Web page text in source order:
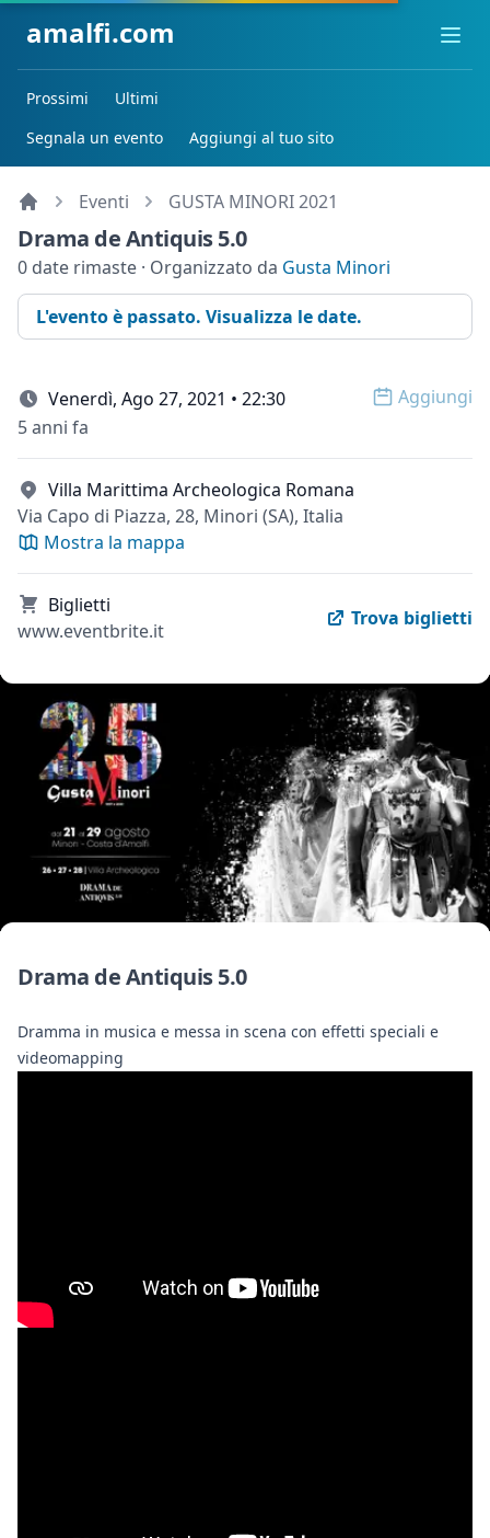
amalfi.com
Prossimi
Ultimi
Segnala un evento
Aggiungi al tuo sito
Eventi GUSTA MINORI 2021
Drama de Antiquis 5.0
0 date rimaste · Organizzato da Gusta Minori
L'evento è passato. Visualizza le date.
Venerdì, Ago 27, 2021 • 22:30 Open
Aggiungi
5 anni fa
Villa Marittima Archeologica Romana
Via Capo di Piazza, 28, Minori (SA), Italia
Mostra la mappa
Biglietti
www.eventbrite.it
Trova biglietti
Drama de Antiquis 5.0
Dramma in musica e messa in scena con effetti speciali e
videomapping